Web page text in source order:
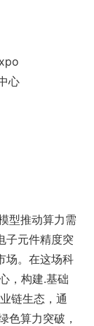
心
型推动算力需
子元件精度突
场。在这场科
，构建.基础
链生态，通
色算力突破，